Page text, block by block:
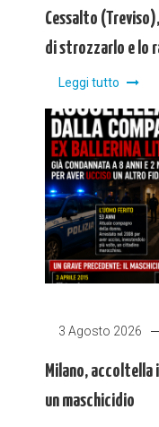
Cessalto
di strozzarlo e lo
Leggi tutto
3 Agosto 2026
Milano, accoltella
un maschicidio